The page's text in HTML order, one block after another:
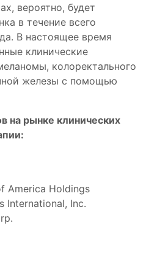
вероятно, будет
в течение всего
В настоящее время
клинические
колоректального
железы с помощью
на рынке клинических
America Holdings
International, Inc.